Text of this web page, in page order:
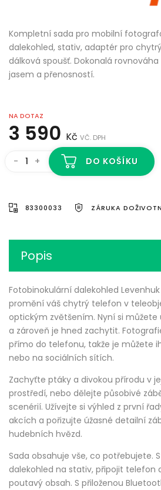
Kompletní sada pro mobilní
dalekohled, stativ, adaptér pro
dálková spoušť. Dokonalá
jasem a přenosností.
NA DOTAZ
3 590 Kč VČ. DPH
- + DO KOŠÍKU
83300033 ZÁRUKA
Popis
Fotobinokulární dalekohled
promění váš chytrý telefon v
optickým zvětšením. Nyní si můžete
a zároveň je hned zachytit.
přímo do telefonu, takže je můžete
nebo na sociálních sítích.
Zachyťte ptáky a divokou přírodu v
prostředí, nebo dělejte působivé
scenérií. Užívejte si výhled z první
akcích a pořizujte úžasné detailní
hudebních hvězd.
Sada obsahuje vše, co potřebujete.
dalekohled na stativ, připojit telefon
poutavý obsah. S přiloženou